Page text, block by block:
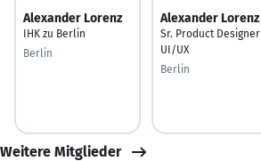
Alexander Lorenz
IHK zu Berlin
Berlin
Alexander Lorenz
Sr. Product Designer
UI/UX
Berlin
Weitere Mitglieder